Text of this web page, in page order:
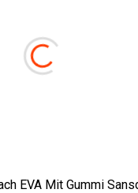
EVA Mit Gummi